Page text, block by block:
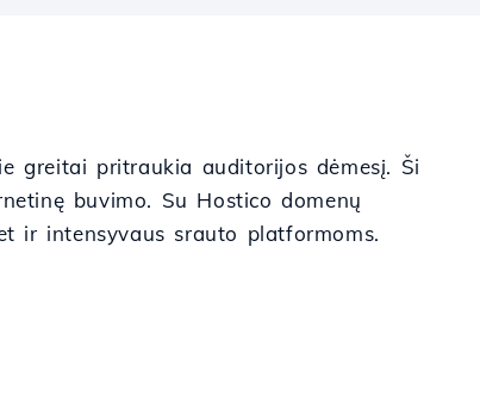
greitai pritraukia auditorijos dėmesį. Ši
buvimo. Su Hostico domenų
ir intensyvaus srauto platformoms.